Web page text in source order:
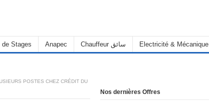
de Stages Anapec Chauffeur سائق Electricité & Mécanique
POSTES CHEZ CRÉDIT DU
Nos dernières Offres